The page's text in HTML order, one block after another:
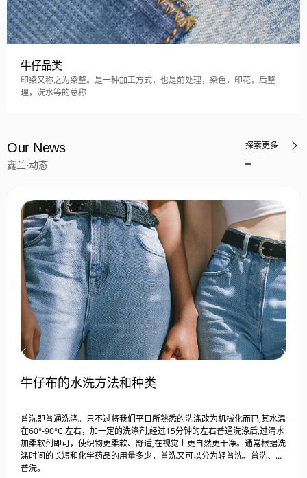
牛仔品类
印染又称之为染整。是一种加工方式，也是前处理，染色，印花，后整
理，洗水等的总称
Our News
鑫兰·动态
探索更多
牛仔布的水洗方法和种类
普洗即普通洗涤。只不过将我们平日所熟悉的洗涤改为机械化而已,其水温
在60°-90°C 左右，加一定的洗涤剂,经过15分钟的左右普通洗涤后,过清水
加柔软剂即可，使织物更柔软、舒适,在视觉上更自然更干净。通常根据洗
涤时间的长短和化学药品的用量多少，普洗又可以分为轻普洗、普洗、重
普洗。